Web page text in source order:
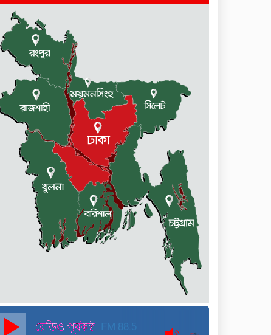
ছাত্রশিবির দফায় দফায় সংঘর্ষ
সরকারের ফ্যামিলি কার্ড কার্যক্রম
বাস্তবায়নে ব্যয় ২০০০ কোটি টাকা
মোহনগঞ্জে কর্মস্থলেই অসুস্থ-
রক্তবমির পর প্রাণ গেল স্বাস্থ্য
কর্মকর্তার
কুড়িগ্রামে বন্যাদুর্গতদের জন্য
বরাদ্দকৃত ৩০ মেট্রিক টন
চাল,একমুঠোও জোটেনি ক্ষতিগ্রস্ত
মানুষের ভাগ্যে
জুলাই ব্যবসা ও হাদি ব্যবসা চালু
রাখতে হবে: মাহমুদা মিতু
দুবাইয়ে কারাগার থেকে মুক্তি
মহাপরিদর্শক বেনজীর আহমেদ
FM 88.5